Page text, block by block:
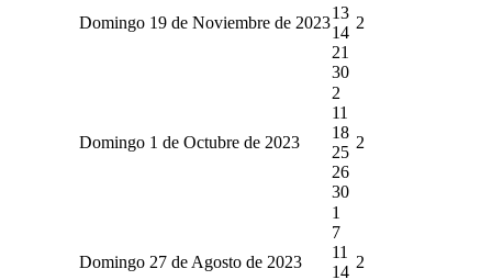
Domingo 19 de Noviembre de 2023
13
14
21
30
2
Domingo 1 de Octubre de 2023
2
11
18
25
26
30
2
Domingo 27 de Agosto de 2023
1
7
11
14
2